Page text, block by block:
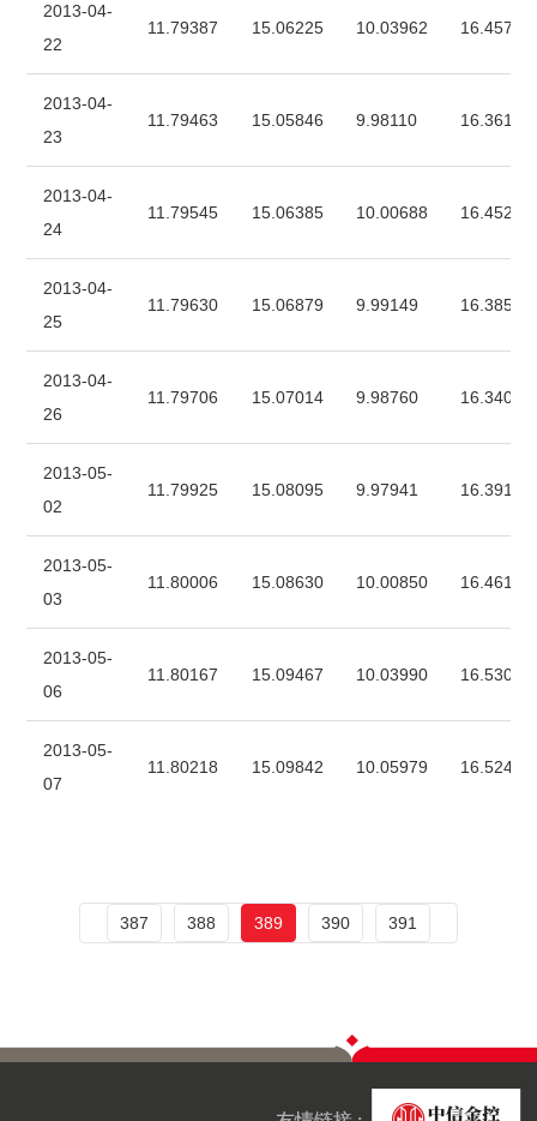
2013-04-
22
11.79387 15.06225 10.03962 16.45749
2013-04-
23
11.79463 15.05846 9.98110 16.36129
2013-04-
24
11.79545 15.06385 10.00688 16.45202
2013-04-
25
11.79630 15.06879 9.99149 16.38557
2013-04-
26
11.79706 15.07014 9.98760 16.34072
2013-05-
02
11.79925 15.08095 9.97941 16.39117
2013-05-
03
11.80006 15.08630 10.00850 16.46140
2013-05-
06
11.80167 15.09467 10.03990 16.53007
2013-05-
07
11.80218 15.09842 10.05979 16.52472
387 388 389 390 391